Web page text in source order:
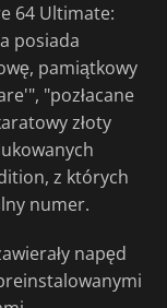
64 Ultimate:
posiada
pamiątkowy
"pozłacane
złoty
z których
numer.
napęd